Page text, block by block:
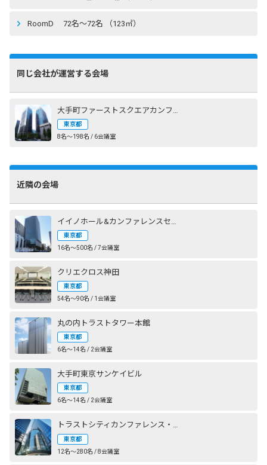
RoomD 72名〜72名 （123㎡）
同じ会社が運営する会場
大手町ファーストスクエアカンファレンス
東京都
8名〜198名 / 6会議室
近隣の会場
イイノホール&カンファレンスセンター
東京都
16名〜500名 / 7会議室
クリエクロス神田
東京都
54名〜90名 / 1会議室
丸の内トラストタワー本館
東京都
6名〜14名 / 2会議室
大手町東京サンケイビル
東京都
6名〜14名 / 2会議室
トラストシティカンファレンス・丸の内
東京都
12名〜280名 / 8会議室